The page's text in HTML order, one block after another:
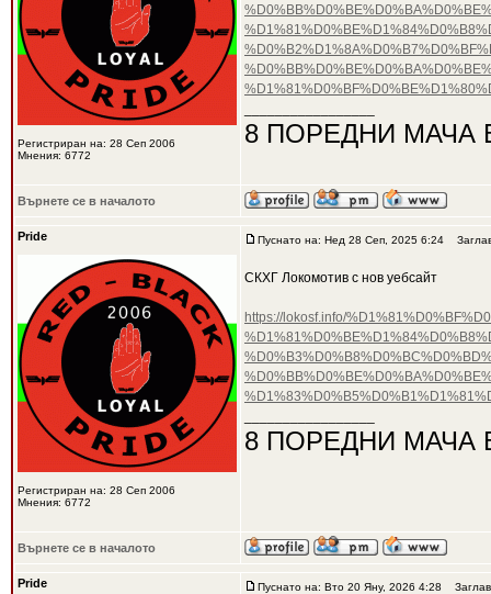
Регистриран на: 28 Сеп 2006
Мнения: 6772
8 ПОРЕДНИ МАЧА
Върнете се в началото
Pride
Регистриран на: 28 Сеп 2006
Мнения: 6772
Пуснато на: Нед 28 Сеп, 2025 6:24
СКХГ Локомотив с нов уебсайт
https://lokosf.info/
8 ПОРЕДНИ МАЧА
Върнете се в началото
Pride Пуснато на: Вто 20 Яну, 2026 4:28